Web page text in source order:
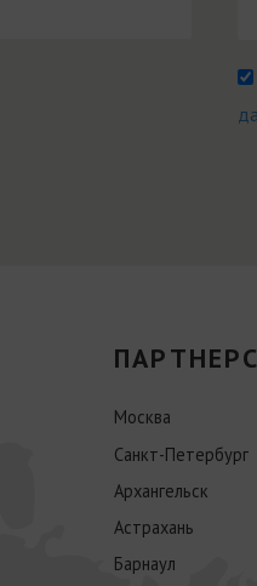
Москва
Санкт-Петербург
Архангельск
Астрахань
Барнаул